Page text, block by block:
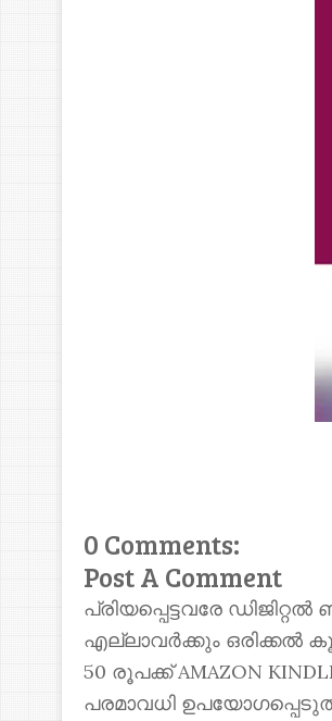
0 Comments:
Post A Comment
പ്രിയപ്പെട്ടവരേ
എല്ലാവർക്കും ഒരിക്കൽ
50 രൂപക്ക് AMAZON
പരമാവധി